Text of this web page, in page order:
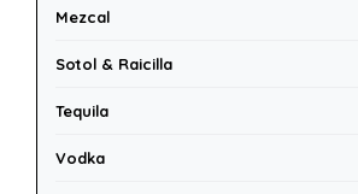
Mezcal
Sotol & Raicilla
Tequila
Vodka